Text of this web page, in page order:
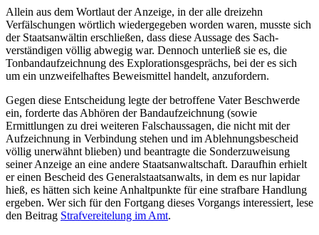
Allein aus dem Wortlaut der Anzeige, in der alle dreizehn
Verfälschungen wörtlich wieder­gegeben worden waren, musste sich
der Staatsanwältin erschließen, dass diese Aussage des Sach­
verständigen völlig abwegig war. Dennoch unterließ sie es, die
Tonband­auf­zeichnung des Explorations­gesprächs, bei der es sich
um ein unzweifelhaftes Beweis­mittel handelt, anzufordern.
Gegen diese Entscheidung legte der betroffene Vater Beschwerde
ein, forderte das Abhören der Band­auf­zeichnung (sowie
Ermittlungen zu drei weiteren Falsch­aussagen, die nicht mit der
Aufzeichnung in Verbindung stehen und im Ablehnungs­bescheid
völlig unerwähnt blieben) und beantragte die Sonder­zuweisung
seiner Anzeige an eine andere Staats­anwalt­schaft. Daraufhin erhielt
er einen Bescheid des General­staats­anwalts, in dem es nur lapidar
hieß, es hätten sich keine Anhalt­punkte für eine strafbare Handlung
ergeben. Wer sich für den Fortgang dieses Vorgangs interessiert, lese
den Beitrag Strafvereitelung im Amt.